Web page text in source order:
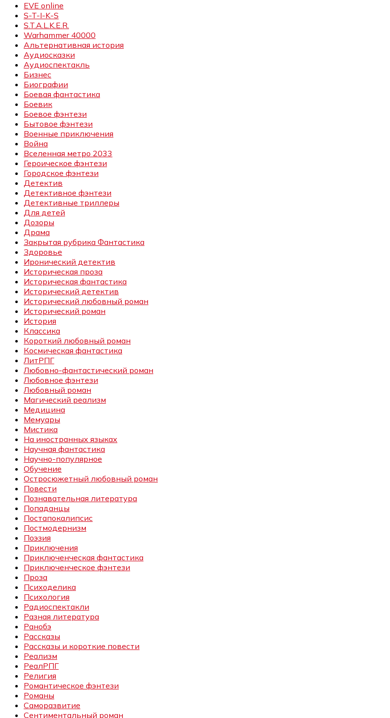
EVE online
S-T-I-K-S
S.T.A.L.K.E.R.
Warhammer 40000
Альтернативная история
Аудиосказки
Аудиоспектакль
Бизнес
Биографии
Боевая фантастика
Боевик
Боевое фэнтези
Бытовое фэнтези
Военные приключения
Война
Вселенная метро 2033
Героическое фэнтези
Городское фэнтези
Детектив
Детективное фэнтези
Детективные триллеры
Для детей
Дозоры
Драма
Закрытая рубрика Фантастика
Здоровье
Иронический детектив
Историческая проза
Историческая фантастика
Исторический детектив
Исторический любовный роман
Исторический роман
История
Классика
Короткий любовный роман
Космическая фантастика
ЛитРПГ
Любовно-фантастический роман
Любовное фэнтези
Любовный роман
Магический реализм
Медицина
Мемуары
Мистика
На иностранных языках
Научная фантастика
Научно-популярное
Обучение
Остросюжетный любовный роман
Повести
Познавательная литература
Попаданцы
Постапокалипсис
Постмодернизм
Поэзия
Приключения
Приключенческая фантастика
Приключенческое фэнтези
Проза
Психоделика
Психология
Радиоспектакли
Разная литература
Ранобэ
Рассказы
Рассказы и короткие повести
Реализм
РеалРПГ
Религия
Романтическое фэнтези
Романы
Саморазвитие
Сентиментальный роман